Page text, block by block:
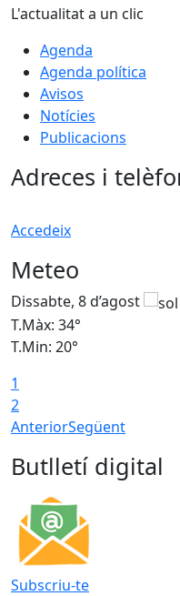
L'actualitat a un clic
Agenda
Agenda política
Avisos
Notícies
Publicacions
Adreces i
Accedeix
Meteo
Dissabte, 8 d’agost
T.Màx: 34°
T.Min: 20°
1
2
AnteriorSegüent
Butlletí digital
Subscriu-te